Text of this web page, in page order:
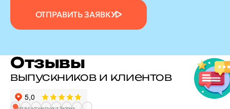
ОТПРАВИТЬ ЗАЯВКУ
Отзывы
выпускников и клиентов